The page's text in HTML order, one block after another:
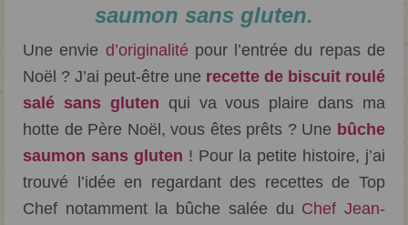
Mes livres sans gluten
saumon sans gluten.
Une envie d’originalitépour l’entrée du repas de
Noël ? J’ai peut-être une recette de biscuit roulé
salé sans gluten qui va vous plaire dans ma
hotte de Père Noël, vous êtes prêts ? Une bûche
saumon sans gluten ! Pour la petite histoire, j’ai
trouvé l’idée en regardant des recettes de Top
Chef notamment la bûche salée du Chef Jean-